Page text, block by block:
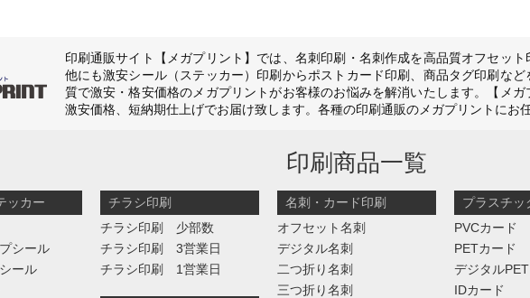
印刷通販サイト【メガプリント】では、名刺印刷・名刺作成を高品質オフセット
他にも激安シール（ステッカー）印刷からポストカード印刷、商品タグ印刷な
質で激安・格安価格のメガプリントがお客様のお悩みを解消いたします。【メ
激安価格、短納期仕上げでお届け致します。各種の印刷通販のメガプリントにお任
印刷商品一覧
ッカー
シール
ール
チラシ印刷
チラシ印刷 少部数
チラシ印刷 3営業日
チラシ印刷 1営業日
名刺・カード印刷
オフセット名刺
デジタル名刺
二つ折り名刺
三つ折り名刺
プラスチッ
PVCカード
PETカード
デジタル
IDカード